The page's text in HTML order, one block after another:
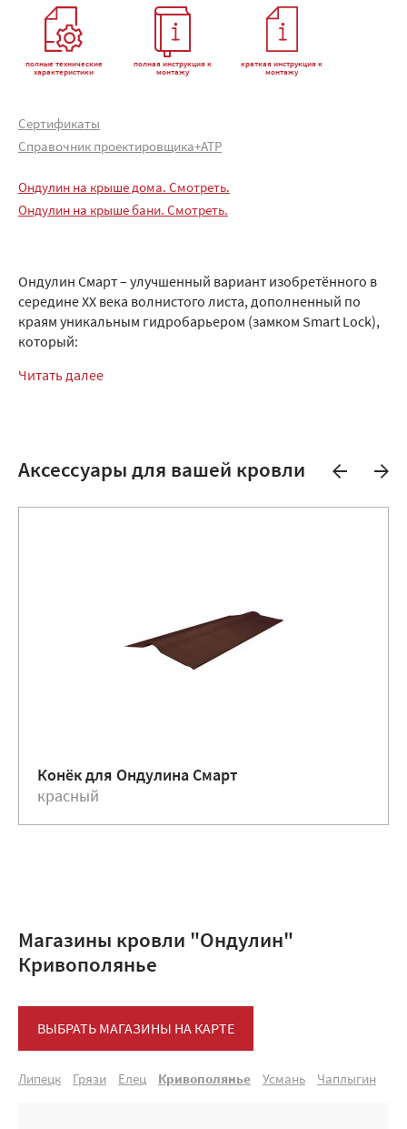
полные технические
характеристики
полная инструкция к
монтажу
краткая инструкция к
монтажу
Сертификаты
Справочник проектировщика+АТР
Ондулин на крыше дома. Смотреть.
Ондулин на крыше бани. Смотреть.
Ондулин Смарт – улучшенный вариант изобретённого в
середине XX века волнистого листа, дополненный по
краям уникальным гидробарьером (замком Smart Lock),
который:
Читать далее
Аксессуары для вашей кровли
Конёк для Ондулина Смарт
красный
Магазины кровли "Ондулин"
Кривополянье
ВЫБРАТЬ МАГАЗИНЫ НА КАРТЕ
Липецк Грязи Елец Кривополянье Усмань Чаплыгин